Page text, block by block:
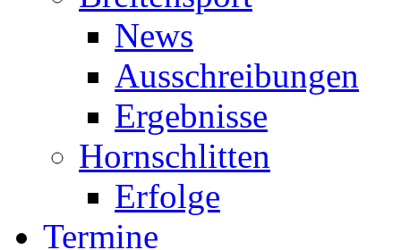
News
Ausschreibungen
Ergebnisse
Hornschlitten
Erfolge
Termine